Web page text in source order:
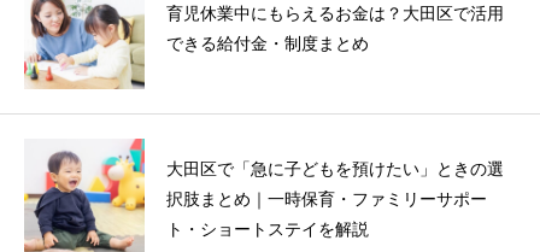
育児休業中にもらえるお金は？大田区で活用
できる給付金・制度まとめ
大田区で「急に子どもを預けたい」ときの選
択肢まとめ｜一時保育・ファミリーサポー
ト・ショートステイを解説